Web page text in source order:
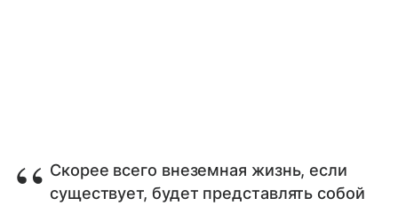
Скорее всего внеземная жизнь, если
существует, будет представлять собой